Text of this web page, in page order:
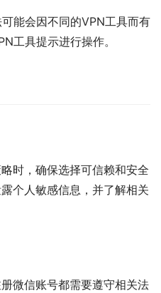
能会因不同的VPN工具而有
工具提示进行操作。
时，确保选择可信赖和安全
个人敏感信息，并了解相关
微信账号都需要遵守相关法